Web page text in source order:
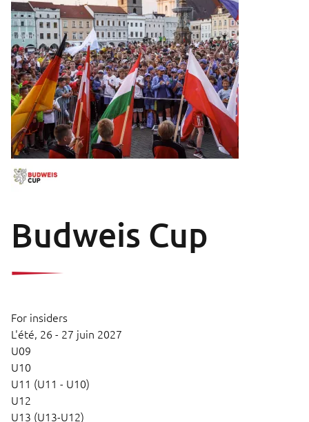
Budweis Cup
For insiders
L'été, 26 - 27 juin 2027
U09
U10
U11 (U11 - U10)
U12
U13 (U13-U12)